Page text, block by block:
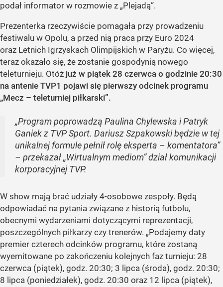
podał informator w rozmowie z „Plejadą”.
Prezenterka rzeczywiście pomagała przy prowadzeniu
festiwalu w Opolu, a przed nią praca przy Euro 2024
oraz Letnich Igrzyskach Olimpijskich w Paryżu. Co więcej,
teraz okazało się, że zostanie gospodynią nowego
teleturnieju. Otóż już w piątek 28 czerwca o godzinie 20:30
na antenie TVP1 pojawi się pierwszy odcinek programu
„Mecz – teleturniej piłkarski”.
„Program poprowadzą Paulina Chylewska i Patryk
Ganiek z TVP Sport. Dariusz Szpakowski będzie w tej
unikalnej formule pełnił rolę eksperta – komentatora”
– przekazał „Wirtualnym mediom” dział komunikacji
korporacyjnej TVP.
W show mają brać udziały 4-osobowe zespoły. Będą
odpowiadać na pytania związane z historią futbolu,
obecnymi wydarzeniami dotyczącymi reprezentacji,
poszczególnych piłkarzy czy trenerów. „Podajemy daty
premier czterech odcinków programu, które zostaną
wyemitowane po zakończeniu kolejnych faz turnieju: 28
czerwca (piątek), godz. 20:30; 3 lipca (środa), godz. 20:30;
8 lipca (poniedziałek), godz. 20:30 oraz 12 lipca (piątek),